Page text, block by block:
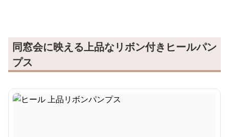
同窓会に映える上品なリボン付きヒールパン
プス